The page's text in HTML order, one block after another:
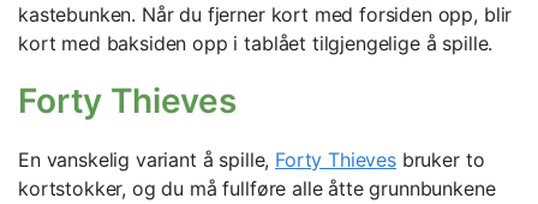
kastebunken. Når du fjerner kort med forsiden opp, blir
kort med baksiden opp i tablået tilgjengelige å spille.
Forty Thieves
En vanskelig variant å spille, Forty Thievesbruker to
kortstokker, og du må fullføre alle åtte grunnbunkene